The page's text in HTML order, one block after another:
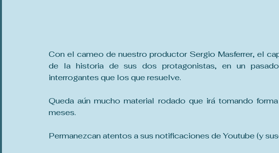
Con el cameo de nuestro productor Sergio Masferrer, el
de la historia de sus dos protagonistas, en un
interrogantes que los que resuelve.
Queda aún mucho material rodado que irá tomando
meses.
Permanezcan atentos a sus notificaciones de Youtube (y